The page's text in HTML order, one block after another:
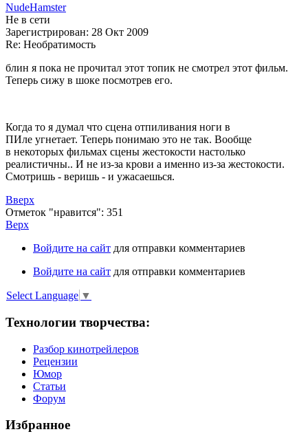
NudeHamster
Не в сети
Зарегистрирован: 28 Окт 2009
Re: Необратимость
блин я пока не прочитал этот топик не смотрел этот фильм.
Теперь сижу в шоке посмотрев его.
Когда то я думал что сцена отпиливания ноги в
ПИле угнетает. Теперь понимаю это не так. Вообще
в некоторых фильмах сцены жестокости настолько
реалистичны.. И не из-за крови а именно из-за жестокости.
Смотришь - веришь - и ужасаешься.
Вверх
Отметок "нравится": 351
Верх
Войдите на сайт для отправки комментариев
Войдите на сайт для отправки комментариев
Select Language ▼
Технологии творчества:
Разбор кинотрейлеров
Рецензии
Юмор
Статьи
Форум
Избранное